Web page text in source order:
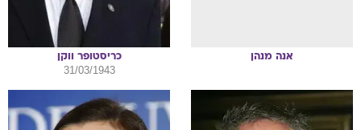
אנה מנהן כריסטופר ווקן
31/03/1943